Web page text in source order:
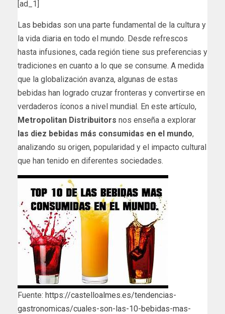
[ad_1]
Las bebidas son una parte fundamental de la cultura y
la vida diaria en todo el mundo. Desde refrescos
hasta infusiones, cada región tiene sus preferencias y
tradiciones en cuanto a lo que se consume. A medida
que la globalización avanza, algunas de estas
bebidas han logrado cruzar fronteras y convertirse en
verdaderos íconos a nivel mundial. En este artículo,
Metropolitan Distribuitors nos enseña a explorar
las diez bebidas más consumidas en el mundo,
analizando su origen, popularidad y el impacto cultural
que han tenido en diferentes sociedades.
Fuente: https://castelloalmes.es/tendencias-
gastronomicas/cuales-son-las-10-bebidas-mas-